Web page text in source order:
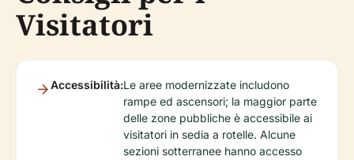
Visitatori
Accessibilità:Le aree modernizzate includono
rampe ed ascensori; la maggior parte
delle zone pubbliche è accessibile ai
visitatori in sedia a rotelle. Alcune
sezioni sotterranee hanno accesso